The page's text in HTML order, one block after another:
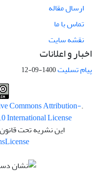
ارسال مقاله
تماس با ما
نقشه سایت
اخبار و اعلانات
پیام تسلیت1400-09-12
.This work is licensed under a
Commons Attribution-
International License
این نشریه تحت
License